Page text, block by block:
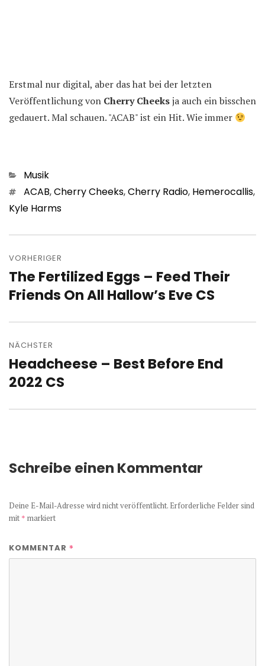
Erstmal nur digital, aber das hat bei der letzten
Veröffentlichung von Cherry Cheeksja auch ein bisschen
gedauert. Mal schauen. "ACAB" ist ein Hit. Wie immer
Kategorien
Musik
Schlagwörter
ACAB,Cherry Cheeks,Cherry Radio, Hemerocallis,
Kyle Harms
VORHERIGER
Vorheriger
Beitrag:
The Fertilized Eggs – Feed Their
Friends On All Hallow’s Eve CS
NÄCHSTER
Nächster
Beitrag:
Headcheese – Best Before End
2022 CS
Schreibe einen Kommentar
Deine E-Mail-Adresse wird nicht veröffentlicht. Erforderliche Felder sind
mit * markiert
KOMMENTAR *